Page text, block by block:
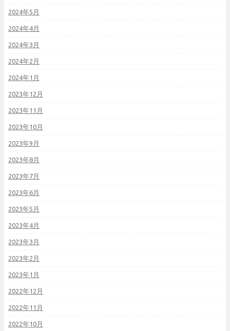
2024年5月
2024年4月
2024年3月
2024年2月
2024年1月
2023年12月
2023年11月
2023年10月
2023年9月
2023年8月
2023年7月
2023年6月
2023年5月
2023年4月
2023年3月
2023年2月
2023年1月
2022年12月
2022年11月
2022年10月